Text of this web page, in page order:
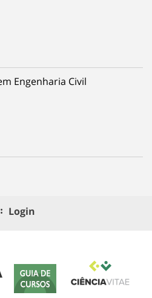
Engenharia Civil
Login